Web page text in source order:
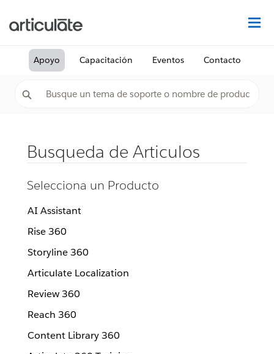
Apoyo Capacitación Eventos Contacto
Busqueda de Articulos
Selecciona un Producto
AI Assistant
Rise 360
Storyline 360
Articulate Localization
Review 360
Reach 360
Content Library 360